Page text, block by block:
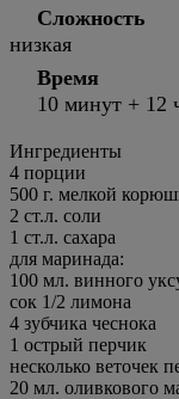
Сложность
низкая
Время
10 минут + 12
Ингредиенты
4 порции
500 г. мелкой
2 ст.л. соли
1 ст.л. сахара
для маринада:
100 мл. винного
сок 1/2 лимона
4 зубчика чеснока
1 острый перчик
несколько веточек
20 мл. оливкового